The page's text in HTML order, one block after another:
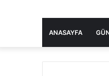
ANASAYFA